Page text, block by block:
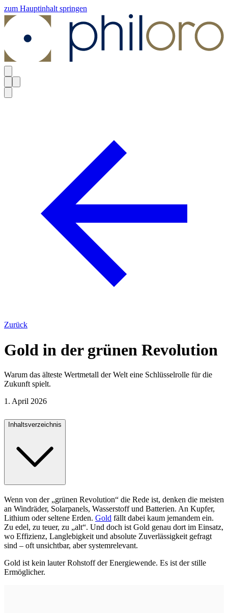
zum Hauptinhalt springen
Zurück
Gold in der grünen Revolution
Warum das älteste Wertmetall der Welt eine Schlüsselrolle für die
Zukunft spielt.
1. April 2026
Inhaltsverzeichnis
Wenn von der „grünen Revolution“ die Rede ist, denken die meisten
an Windräder, Solarpanels, Wasserstoff und Batterien. An Kupfer,
Lithium oder seltene Erden. Gold fällt dabei kaum jemandem ein.
Zu edel, zu teuer, zu „alt“. Und doch ist Gold genau dort im Einsatz,
wo Effizienz, Langlebigkeit und absolute Zuverlässigkeit gefragt
sind – oft unsichtbar, aber systemrelevant.
Gold ist kein lauter Rohstoff der Energiewende. Es ist der stille
Ermöglicher.